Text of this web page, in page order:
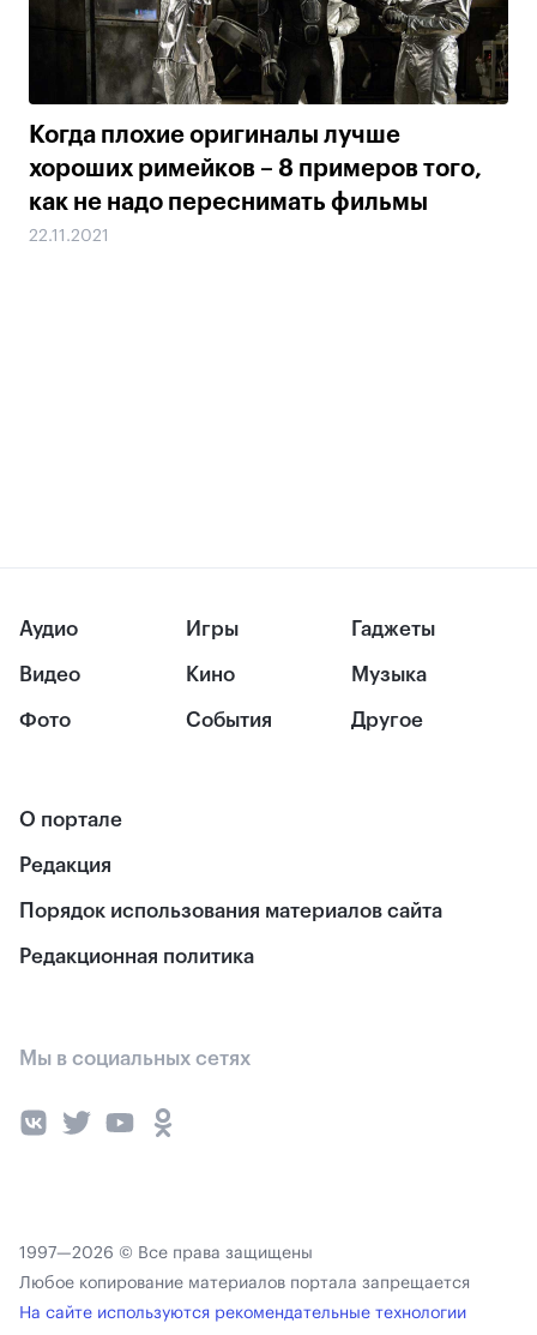
Когда плохие оригиналы лучше
хороших римейков – 8 примеров того,
как не надо переснимать фильмы
22.11.2021
Аудио
Видео
Фото
Игры
Кино
События
Гаджеты
Музыка
Другое
О портале
Редакция
Порядок использования материалов сайта
Редакционная политика
Мы в социальных сетях
1997—2026 © Все права защищены
Любое копирование материалов портала запрещается
На сайте используются рекомендательные технологии